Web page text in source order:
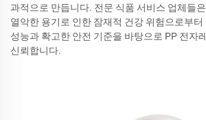
과적으로 만듭니다. 전문 식품 서비스 업체들
열악한 용기로 인한 잠재적 건강 위험으로부터
성능과 확고한 안전 기준을 바탕으로 PP 전자
신뢰합니다.